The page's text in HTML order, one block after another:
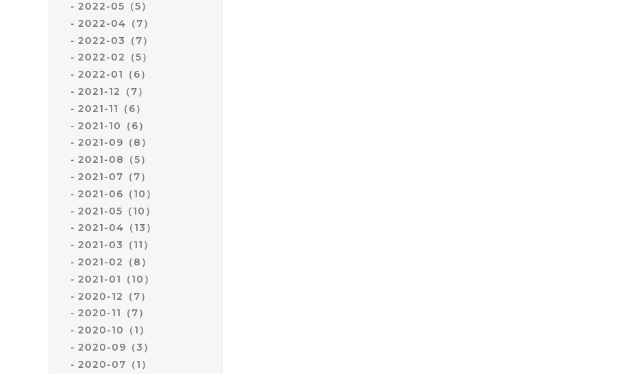
2022-05（5）
2022-04（7）
2022-03（7）
2022-02（5）
2022-01（6）
2021-12（7）
2021-11（6）
2021-10（6）
2021-09（8）
2021-08（5）
2021-07（7）
2021-06（10）
2021-05（10）
2021-04（13）
2021-03（11）
2021-02（8）
2021-01（10）
2020-12（7）
2020-11（7）
2020-10（1）
2020-09（3）
2020-07（1）